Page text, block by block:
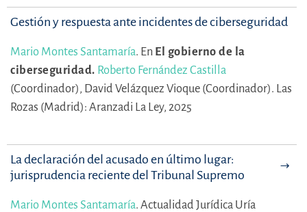
Gestión y respuesta ante incidentes de ciberseguridad
Mario Montes Santamaría. En El gobierno de la
ciberseguridad. Roberto Fernández Castilla
(Coordinador), David Velázquez Vioque (Coordinador). Las
Rozas (Madrid): Aranzadi La Ley, 2025
La declaración del acusado en último lugar:
jurisprudencia reciente del Tribunal Supremo
Mario Montes Santamaría. Actualidad Jurídica Uría